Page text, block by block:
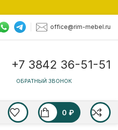
office@rim-mebel.ru
+7 3842 36-51-51
ОБРАТНЫЙ ЗВОНОК
0 ₽